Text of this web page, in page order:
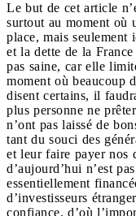
Le but de cet article
surtout au moment où
place, mais
et la dette de la
pas saine, car elle
moment où beaucoup
disent certains, il
plus personne ne
n’ont pas laissé de
tant du souci des
et leur faire payer nos
d’aujourd’hui n’est
essentiellement
d’investisseurs
confiance, d’où